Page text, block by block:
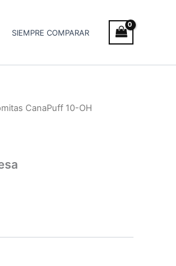
SIEMPRE COMPARAR
CanaPuff 10-OH